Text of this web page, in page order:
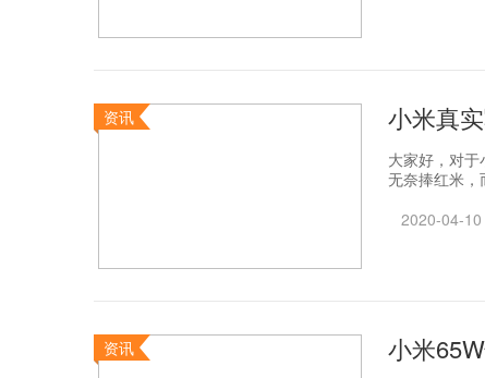
资讯 小米真
大家好，对
无奈捧红米，
2020-04-10
资讯 小米